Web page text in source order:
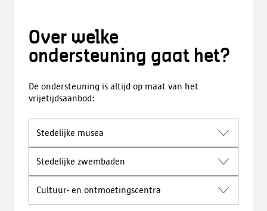
Over welke
ondersteuning gaat het?
De ondersteuning is altijd op maat van het
vrijetijdsaanbod:
Stedelijke musea
Stedelijke zwembaden
Cultuur- en ontmoetingscentra